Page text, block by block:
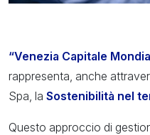
“Venezia Capitale
rappresenta, anche
Spa, la Sostenibilità nel
Questo approccio di